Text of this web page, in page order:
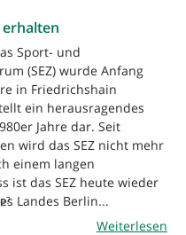
Sport- und
(SEZ) wurde Anfang
in Friedrichshain
ein herausragendes
Jahre dar. Seit
wird das SEZ nicht mehr
einem langen
ist das SEZ heute wieder
Landes Berlin...
Weiterlesen